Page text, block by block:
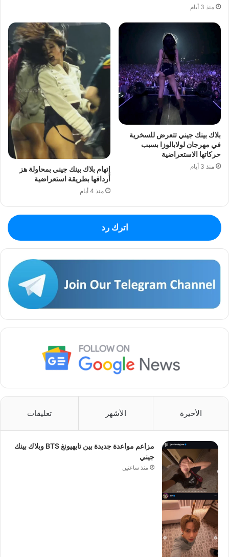
منذ 3 أيام
بلاك بينك جيني تتعرض للسخرية
في مهرجان لولابالوزا بسبب
حركاتها الاستعراضية
منذ 3 أيام
إتهام بلاك بينك جيني بمحاولة هز
أردافها بطريقة استعراضية
منذ 4 أيام
اترك رد
الأخيرة الأشهر تعليقات
مزاعم مواعدة جديدة بين تايهيونغ BTS وبلاك بينك
جيني
منذ ساعتين